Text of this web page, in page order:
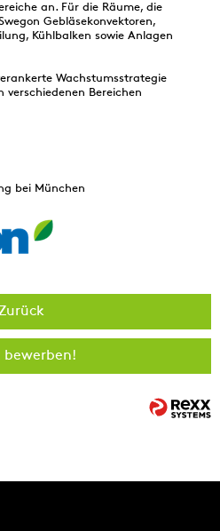
an. Für die Räume, die
Gebläsekonvektoren,
Kühlbalken sowie Anlagen
Wachstumsstrategie
Bereichen
bei München
bewerben!